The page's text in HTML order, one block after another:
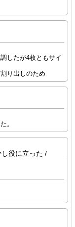
したが4枚ともサイ
り出しのため
。
役に立った /